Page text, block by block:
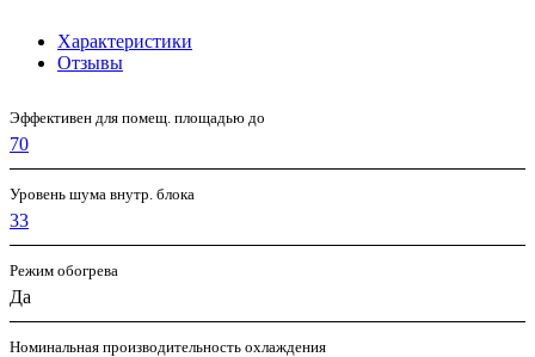
Характеристики
Отзывы
Эффективен для помещ. площадью до
70
Уровень шума внутр. блока
33
Режим обогрева
Да
Номинальная производительность охлаждения